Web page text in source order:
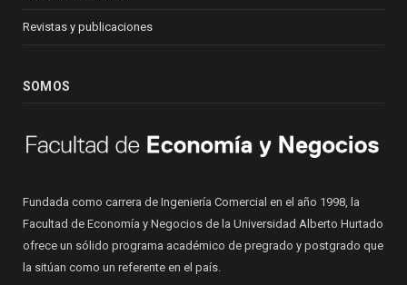
Revistas y publicaciones
SOMOS
Fundada como carrera de Ingeniería Comercial en el año 1998, la
Facultad de Economía y Negocios de la Universidad Alberto Hurtado
ofrece un sólido programa académico de pregrado y postgrado que
la sitúan como un referente en el país.